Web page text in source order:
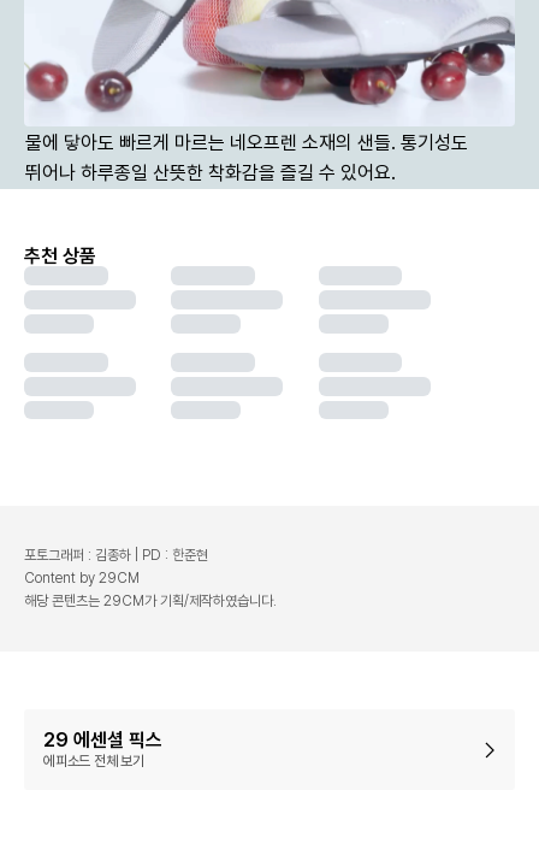
물에 닿아도 빠르게 마르는 네오프렌 소재의 샌들. 통기성도
뛰어나 하루종일 산뜻한 착화감을 즐길 수 있어요.
추천 상품
포토그래퍼 : 김종하 | PD : 한준현
Content by 29CM
해당 콘텐츠는 29CM가 기획/제작하였습니다.
29 에센셜 픽스
에피소드 전체 보기